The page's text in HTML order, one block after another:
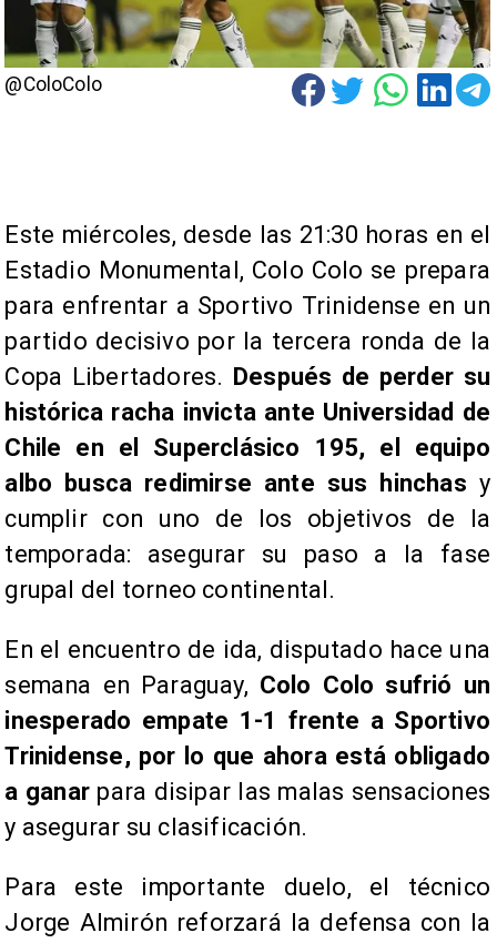
@ColoColo
​Este miércoles, desde las 21:30 horas en el
Estadio Monumental, Colo Colo se prepara
para enfrentar a Sportivo Trinidense en un
partido decisivo por la tercera ronda de la
Copa Libertadores. Después de perder su
histórica racha invicta ante Universidad de
Chile en el Superclásico 195, el equipo
albo busca redimirse ante sus hinchas y
cumplir con uno de los objetivos de la
temporada: asegurar su paso a la fase
grupal del torneo continental.
​En el encuentro de ida, disputado hace una
semana en Paraguay, Colo Colo sufrió un
inesperado empate 1-1 frente a Sportivo
Trinidense, por lo que ahora está obligado
a ganar para disipar las malas sensaciones
y asegurar su clasificación.
Para este importante duelo, el técnico
Jorge Almirón reforzará la defensa con la